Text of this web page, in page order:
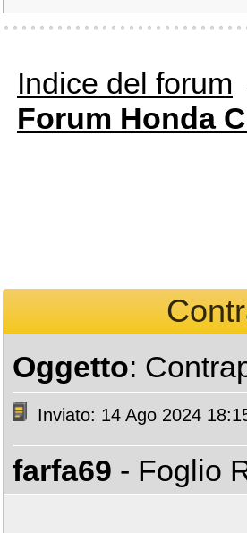
Indice del forum
Forum Honda
Oggetto:
Inviato: 14 Ago 2024
farfa69 - Foglio